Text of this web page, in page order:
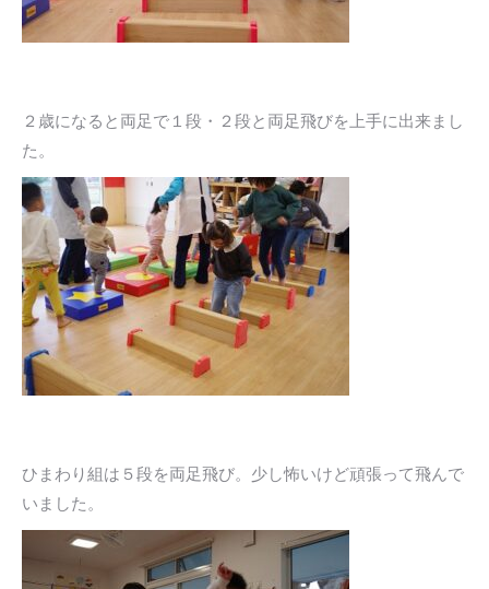
２歳になると両足で１段・２段と両足飛びを上手に出来まし
た。
ひまわり組は５段を両足飛び。少し怖いけど頑張って飛んで
いました。